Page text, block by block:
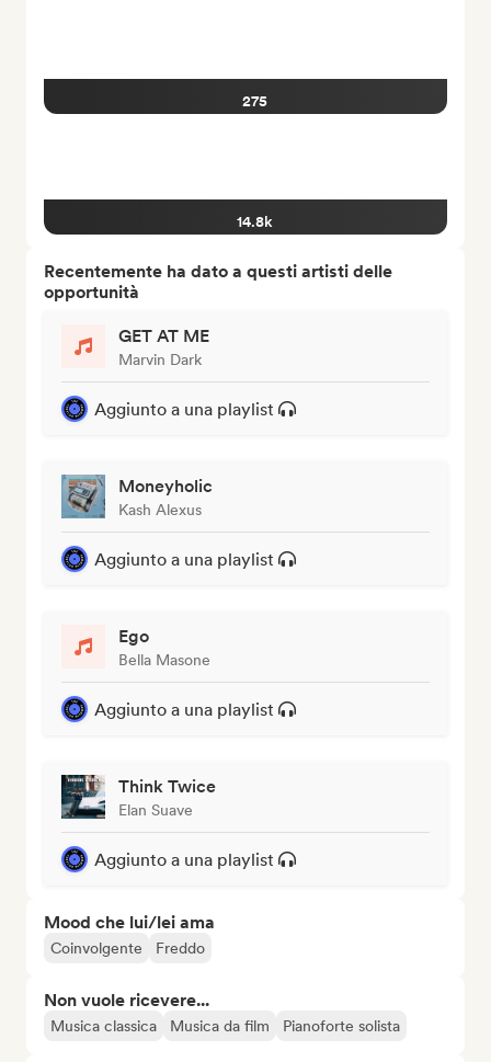
275
14.8k
Recentemente ha dato a questi artisti delle
opportunità
GET AT ME
Marvin Dark
Aggiunto a una playlist
Moneyholic
Kash Alexus
Aggiunto a una playlist
Ego
Bella Masone
Aggiunto a una playlist
Think Twice
Elan Suave
Aggiunto a una playlist
Mood che lui/lei ama
Coinvolgente Freddo
Non vuole ricevere...
Musica classica Musica da film Pianoforte solista